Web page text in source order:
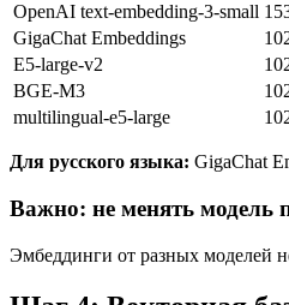
OpenAI text-embedding-3-small
GigaChat Embeddings
E5-large-v2
BGE-M3
multilingual-e5-large
Для русского языка: GigaChat
Важно: не менять модель
Эмбеддинги от разных моделей